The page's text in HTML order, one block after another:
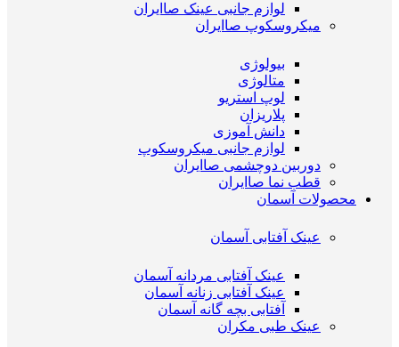
لوازم جانبی عینک صاایران
میکروسکوپ صاایران
بیولوژی
متالوژی
لوپ استریو
پلاریزان
دانش آموزی
لوازم جانبی میکروسکوپ
دوربین دوچشمی صاایران
قطب نما صاایران
محصولات آسمان
عینک آفتابی آسمان
عینک آفتابی مردانه آسمان
عینک آفتابی زنانه آسمان
آفتابی بچه گانه آسمان
عینک طبی مکران